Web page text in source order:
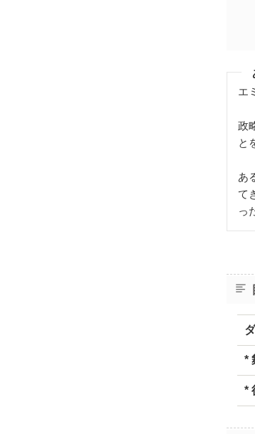
エ
政
と
あ
て
っ
*
*